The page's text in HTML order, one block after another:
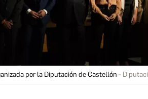
por la Diputación de Castellón